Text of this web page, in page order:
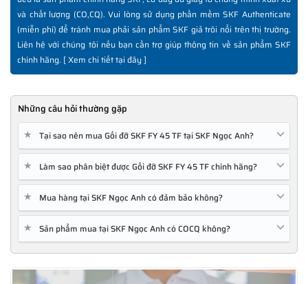
và chất lượng (CO,CQ). Vui lòng sử dụng phần mềm SKF Authenticate
(miễn phí) để tránh mua phải sản phẩm SKF giả trôi nổi trên thị trường.
Liên hệ với chúng tôi nếu bạn cần trợ giúp thông tin về sản phẩm SKF
chính hãng. [Xem chi tiết tại đây]
Những câu hỏi thường gặp
★ Tại sao nên mua Gối đỡ SKF FY 45 TF tại SKF Ngọc Anh?
★ Làm sao phân biệt được Gối đỡ SKF FY 45 TF chính hãng?
★ Mua hàng tại SKF Ngọc Anh có đảm bảo không?
★ Sản phẩm mua tại SKF Ngọc Anh có COCQ không?